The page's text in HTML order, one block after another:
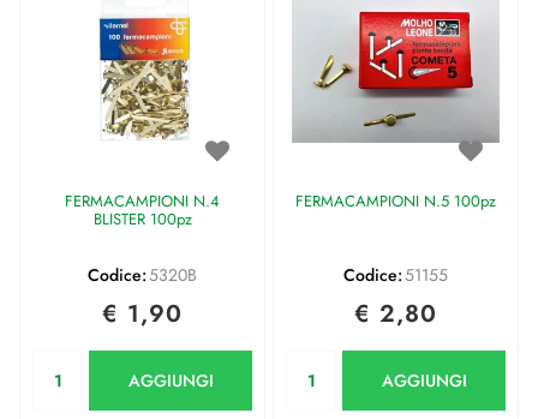
FERMACAMPIONI N.4
BLISTER 100pz
Codice:5320B
€ 1,90
AGGIUNGI
FERMACAMPIONI N.5 100pz
Codice:51155
€ 2,80
AGGIUNGI